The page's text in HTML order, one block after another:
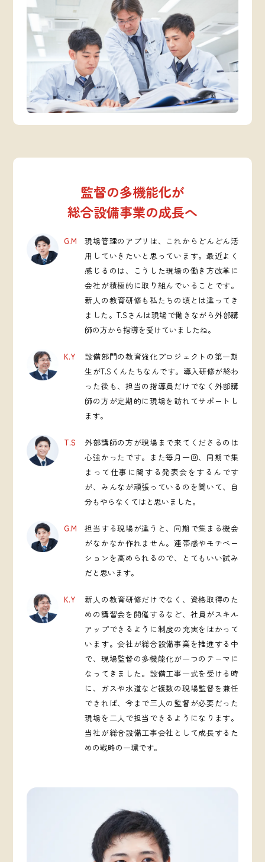
監督の多機能化が
総合設備事業の成長へ
G.M
現場管理のアプリは、これからどんどん活
用していきたいと思っています。最近よく
感じるのは、こうした現場の働き方改革に
会社が積極的に取り組んでいることです。
新人の教育研修も私たちの頃とは違ってき
ました。T.Sさんは現場で働きながら外部講
師の方から指導を受けていましたね。
K.Y
設備部門の教育強化プロジェクトの第一期
生がT.Sくんたちなんです。導入研修が終わ
った後も、担当の指導員だけでなく外部講
師の方が定期的に現場を訪れてサポートし
ます。
T.S
外部講師の方が現場まで来てくださるのは
心強かったです。また毎月一回、同期で集
まって仕事に関する発表会をするんです
が、みんなが頑張っているのを聞いて、自
分もやらなくてはと思いました。
G.M
担当する現場が違うと、同期で集まる機会
がなかなか作れません。連帯感やモチベー
ションを高められるので、とてもいい試み
だと思います。
K.Y
新人の教育研修だけでなく、資格取得のた
めの講習会を開催するなど、社員がスキル
アップできるように制度の充実をはかって
います。会社が総合設備事業を推進する中
で、現場監督の多機能化が一つのテーマに
なってきました。設備工事一式を受ける時
に、ガスや水道など複数の現場監督を兼任
できれば、今まで三人の監督が必要だった
現場を二人で担当できるようになります。
当社が総合設備工事会社として成長するた
めの戦略の一環です。